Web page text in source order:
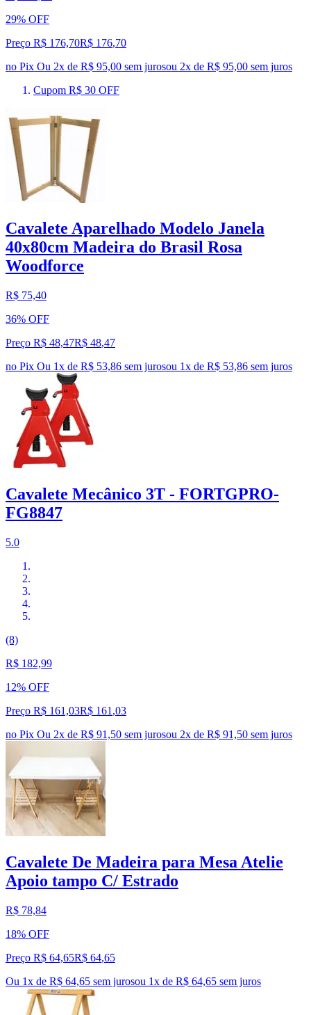
29% OFF
Preço R$ 176,70R$ 176,70
no Pix Ou 2x de R$ 95,00 sem jurosou 2x de R$ 95,00 sem juros
Cupom R$ 30 OFF
Cavalete Aparelhado Modelo Janela
40x80cm Madeira do Brasil Rosa
Woodforce
R$ 75,40
36% OFF
Preço R$ 48,47R$ 48,47
no Pix Ou 1x de R$ 53,86 sem jurosou 1x de R$ 53,86 sem juros
Cavalete Mecânico 3T - FORTGPRO-
FG8847
5.0
(8)
R$ 182,99
12% OFF
Preço R$ 161,03R$ 161 ,03
no Pix Ou 2x de R$ 91,50 sem jurosou 2x de R$ 91,50 sem juros
Cavalete De Madeira para Mesa Atelie
Apoio tampo C/ Estrado
R$ 78,84
18% OFF
Preço R$ 64,65R$ 64,65
Ou 1x de R$ 64,65 sem jurosou 1x de R$ 64,65 sem juros